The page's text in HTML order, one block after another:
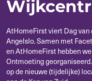
AtHomeFirst viert Dag
Angelslo.Samen met
en AtHomeFirst hebben
Ontmoeting
op de nieuwe (tijdelijke)